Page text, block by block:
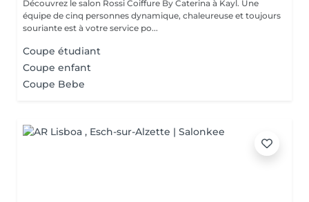
Découvrez le salon Rossi Coiffure By Caterina à Kayl. Une
équipe de cinq personnes dynamique, chaleureuse et toujours
souriante est à votre service po...
Coupe étudiant
Coupe enfant
Coupe Bebe